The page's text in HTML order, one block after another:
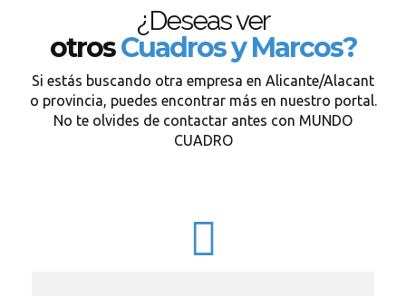
¿Deseas ver
otrosCuadros y Marcos?
Si estás buscando otra empresa en Alicante/Alacant
o provincia, puedes encontrar más en nuestro portal.
No te olvides de contactar antes con MUNDO
CUADRO